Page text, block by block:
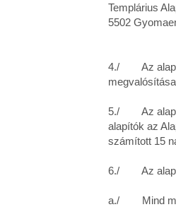
Templárius
5502
4./ Az
5./ Az
alapítók az
számított 15
6./ Az
a./ Mind